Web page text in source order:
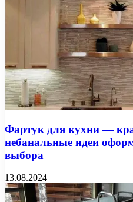
Фартук для кухни —
небанальные идеи
выбора
13.08.2024